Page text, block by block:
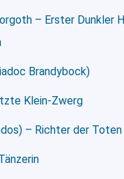
– Erster Dunkler
Brandybock)
Klein-Zwerg
– Richter der Toten